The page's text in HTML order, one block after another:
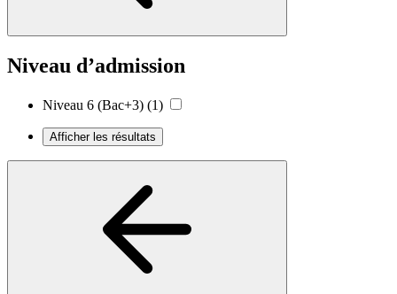
Niveau d’admission
Niveau 6 (Bac+3) (1)
Afficher les résultats